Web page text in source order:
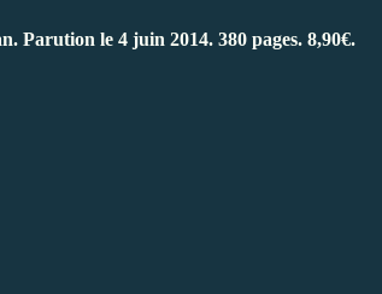
Parution le 4 juin 2014. 380 pages. 8,90€.